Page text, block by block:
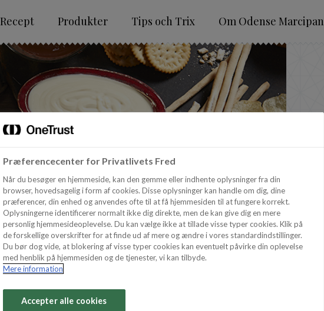
Recept Produkter Tips och Trix Om Odense Marcipan
Præferencecenter for Privatlivets Fred
Når du besøger en hjemmeside, kan den gemme eller indhente oplysninger fra din
browser, hovedsagelig i form af cookies. Disse oplysninger kan handle om dig, dine
præferencer, din enhed og anvendes ofte til at få hjemmesiden til at fungere korrekt.
Oplysningerne identificerer normalt ikke dig direkte, men de kan give dig en mere
personlig hjemmesideoplevelse. Du kan vælge ikke at tillade visse typer cookies. Klik på
de forskellige overskrifter for at finde ud af mere og ændre i vores standardindstillinger.
Du bør dog vide, at blokering af visse typer cookies kan eventuelt påvirke din oplevelse
med henblik på hjemmesiden og de tjenester, vi kan tilbyde.
Mere information
Accepter alle cookies